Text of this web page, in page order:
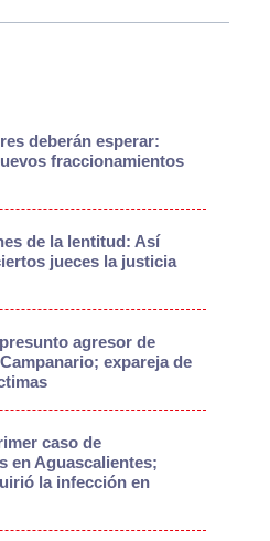
deberán esperar:
fraccionamientos
de la lentitud: Así
jueces la justicia
agresor de
expareja de
caso de
en Aguascalientes;
la infección en